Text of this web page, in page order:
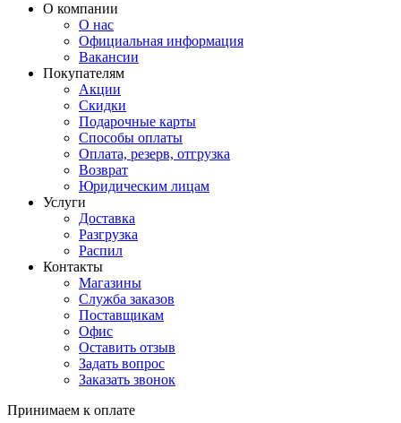
О компании
О нас
Официальная информация
Вакансии
Покупателям
Акции
Скидки
Подарочные карты
Способы оплаты
Оплата, резерв, отгрузка
Возврат
Юридическим лицам
Услуги
Доставка
Разгрузка
Распил
Контакты
Магазины
Служба заказов
Поставщикам
Офис
Оставить отзыв
Задать вопрос
Заказать звонок
Принимаем к оплате